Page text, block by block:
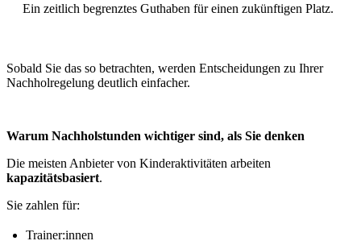
Ein zeitlich begrenztes Guthaben für einen zukünftigen Platz.
Sobald Sie das so betrachten, werden Entscheidungen zu Ihrer
Nachholregelung deutlich einfacher.
Warum Nachholstunden wichtiger sind, als Sie denken
Die meisten Anbieter von Kinderaktivitäten arbeiten
kapazitätsbasiert.
Sie zahlen für:
Trainer:innen